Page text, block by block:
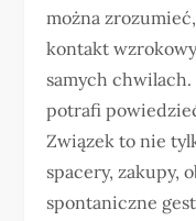
można
kontakt
samych
potrafi
Związek to nie
spacery, zakupy,
spontaniczne